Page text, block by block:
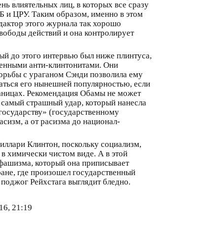
влиятельных лиц, в которых все сразу
и ЦРУ. Таким образом, именно в этом
этого журнала так хорошо
действий и она контролирует
до этого интервью был ниже плинтуса,
анти-клинтонитами. Они
с ураганом Сэнди позволила ему
его нынешней популярностью, если
Рекомендация Обамы не может
страшный удар, который нанесла
(государственному
а от расизма до национал-
Клинтон, поскольку социализм,
химически чистом виде. А в этой
который она приписывает
где произошел государственный
Рейхстага выглядит бледно.
21:19